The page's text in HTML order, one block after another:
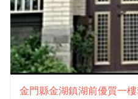
金門縣金湖鎮湖前優質一